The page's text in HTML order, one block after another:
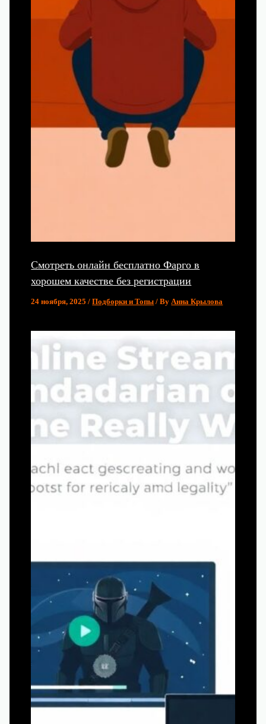
Смотреть онлайн бесплатно Фарго в
хорошем качестве без регистрации
24 ноября, 2025/Подборки и Топы / By Анна Крылова